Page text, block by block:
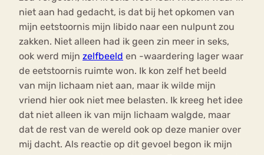
niet aan had gedacht, is dat bij het opkomen van
mijn eetstoornis mijn libido naar een nulpunt zou
zakken. Niet alleen had ik geen zin meer in seks,
ook werd mijn zelfbeeld en -waardering lager waar
de eetstoornis ruimte won. Ik kon zelf het beeld
van mijn lichaam niet aan, maar ik wilde mijn
vriend hier ook niet mee belasten. Ik kreeg het idee
dat niet alleen ik van mijn lichaam walgde, maar
dat de rest van de wereld ook op deze manier over
mij dacht. Als reactie op dit gevoel begon ik mijn